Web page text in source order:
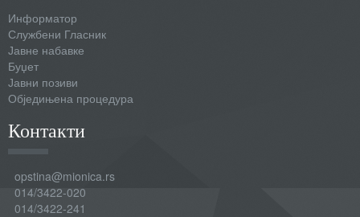
Информатор
Службени Гласник
Јавне набавке
Буџет
Јавни позиви
Обједињена процедура
Контакти
opstina@mionica.rs
014/3422-020
014/3422-241